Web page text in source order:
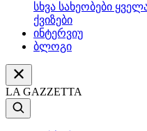
სხვა სახეობები
ქვიზები
ინტერვიუ
ბლოგი
LA GAZZETTA